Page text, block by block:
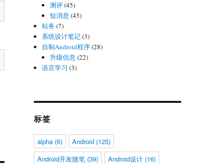
测评(45)
短消息 (45)
站务(7)
系统设计笔记(3)
自制Android程序(28)
升级信息 (22)
语言学习 (3)
标签
alpha(6) Android(125)
Android开发随笔(39) Android设计(16)